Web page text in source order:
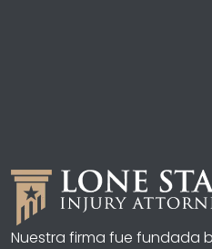
Nuestra firma fue fundada